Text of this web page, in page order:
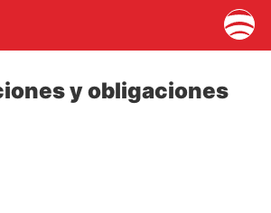
y obligaciones